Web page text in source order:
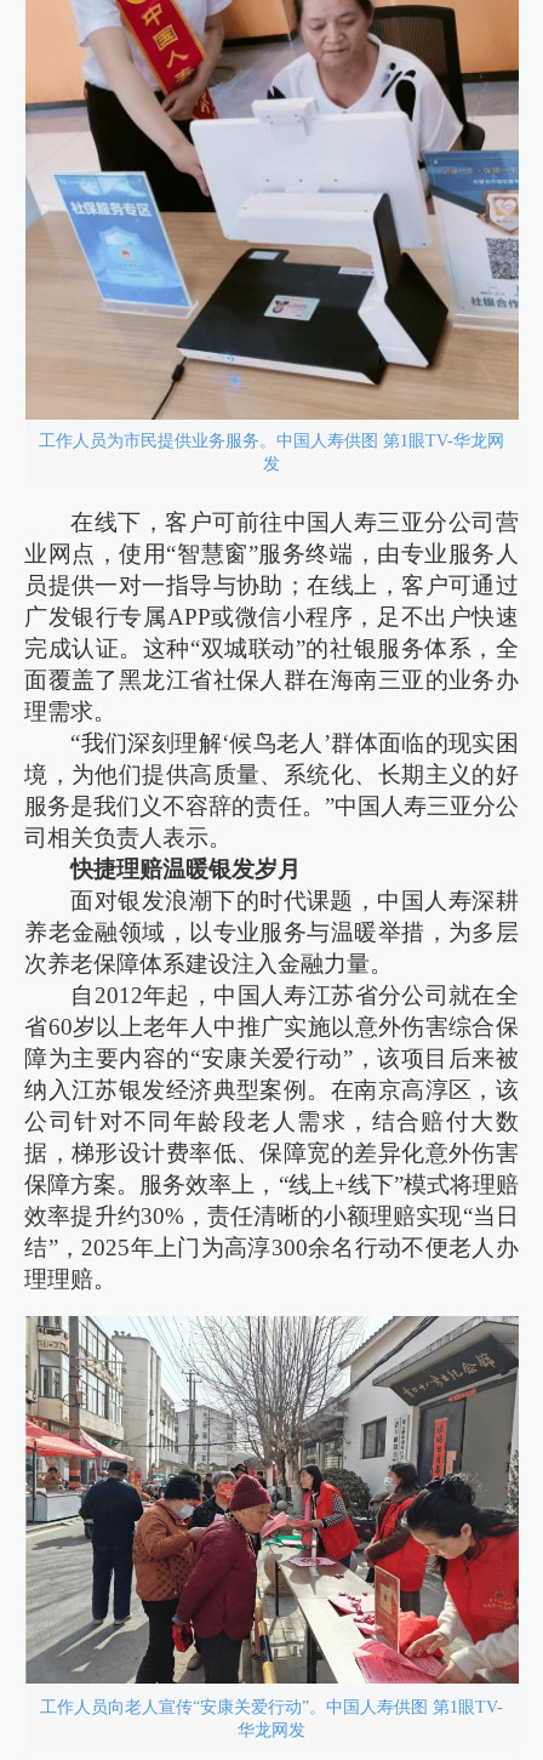
工作人员为市民提供业务服务。中国人寿供图 第1眼TV-华龙网
发
在线下，客户可前往中国人寿三亚分公司营
业网点，使用“智慧窗”服务终端，由专业服务人
员提供一对一指导与协助；在线上，客户可通过
广发银行专属APP或微信小程序，足不出户快速
完成认证。这种“双城联动”的社银服务体系，全
面覆盖了黑龙江省社保人群在海南三亚的业务办
理需求。
“我们深刻理解‘候鸟老人’群体面临的现实困
境，为他们提供高质量、系统化、长期主义的好
服务是我们义不容辞的责任。”中国人寿三亚分公
司相关负责人表示。
快捷理赔温暖银发岁月
面对银发浪潮下的时代课题，中国人寿深耕
养老金融领域，以专业服务与温暖举措，为多层
次养老保障体系建设注入金融力量。
自2012年起，中国人寿江苏省分公司就在全
省60岁以上老年人中推广实施以意外伤害综合保
障为主要内容的“安康关爱行动”，该项目后来被
纳入江苏银发经济典型案例。在南京高淳区，该
公司针对不同年龄段老人需求，结合赔付大数
据，梯形设计费率低、保障宽的差异化意外伤害
保障方案。服务效率上，“线上+线下”模式将理赔
效率提升约30%，责任清晰的小额理赔实现“当日
结”，2025年上门为高淳300余名行动不便老人办
理理赔。
工作人员向老人宣传“安康关爱行动”。中国人寿供图 第1眼TV-
华龙网发